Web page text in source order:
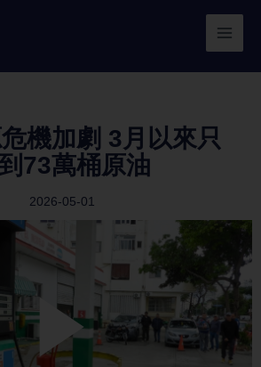
機加劇 3月以來只
73萬桶原油
2026-05-01
Play